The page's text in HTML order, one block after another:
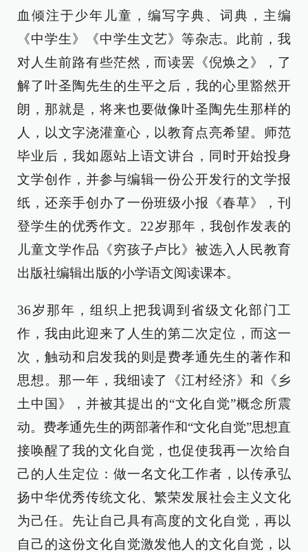
血倾注于少年儿童，编写字典、词典，主编
《中学生》《中学生文艺》等杂志。此前，我
对人生前路有些茫然，而读罢《倪焕之》，了
解了叶圣陶先生的生平之后，我的心里豁然开
朗，那就是，将来也要做像叶圣陶先生那样的
人，以文字浇灌童心，以教育点亮希望。师范
毕业后，我如愿站上语文讲台，同时开始投身
文学创作，并参与编辑一份公开发行的文学报
纸，还亲手创办了一份班级小报《春草》，刊
登学生的优秀作文。22岁那年，我创作发表的
儿童文学作品《穷孩子卢比》被选入人民教育
出版社编辑出版的小学语文阅读课本。
36岁那年，组织上把我调到省级文化部门工
作，我由此迎来了人生的第二次定位，而这一
次，触动和启发我的则是费孝通先生的著作和
思想。那一年，我细读了《江村经济》和《乡
土中国》，并被其提出的“文化自觉”概念所震
动。费孝通先生的两部著作和“文化自觉”思想直
接唤醒了我的文化自觉，也促使我再一次给自
己的人生定位：做一名文化工作者，以传承弘
扬中华优秀传统文化、繁荣发展社会主义文化
为己任。先让自己具有高度的文化自觉，再以
自己的这份文化自觉激发他人的文化自觉，以